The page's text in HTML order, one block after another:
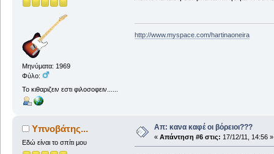
Μηνύματα: 1969
Φύλο:
Το κιθαριζειν εστι φιλοσοφειν......
http://www.myspace.com/hartinaoneira
Υπνοβάτης...
Εδώ είναι το σπίτι μου
Απ: κανα καφέ οι βόρειοι???
« Απάντηση #6 στις: 17/12/11, 14:56 »